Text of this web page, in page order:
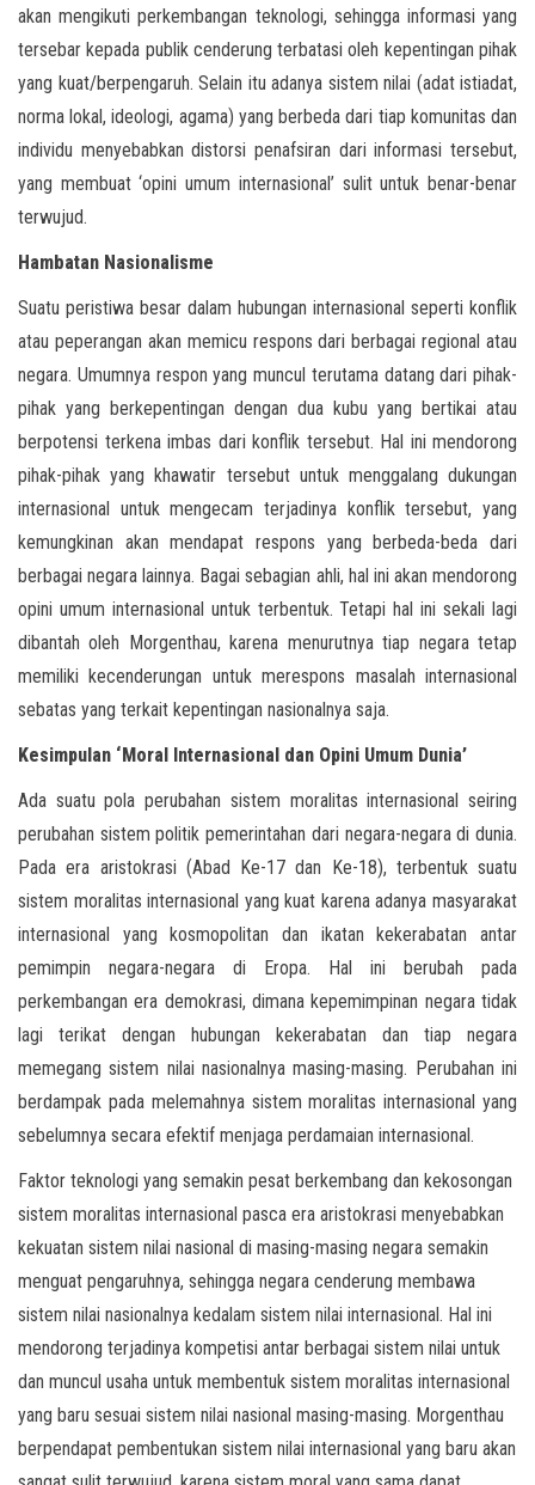
akan mengikuti perkembangan teknologi, sehingga informasi yang
tersebar kepada publik cenderung terbatasi oleh kepentingan pihak
yang kuat/berpengaruh. Selain itu adanya sistem nilai (adat istiadat,
norma lokal, ideologi, agama) yang berbeda dari tiap komunitas dan
individu menyebabkan distorsi penafsiran dari informasi tersebut,
yang membuat ‘opini umum internasional’ sulit untuk benar-benar
terwujud.
Hambatan Nasionalisme
Suatu peristiwa besar dalam hubungan internasional seperti konflik
atau peperangan akan memicu respons dari berbagai regional atau
negara. Umumnya respon yang muncul terutama datang dari pihak-
pihak yang berkepentingan dengan dua kubu yang bertikai atau
berpotensi terkena imbas dari konflik tersebut. Hal ini mendorong
pihak-pihak yang khawatir tersebut untuk menggalang dukungan
internasional untuk mengecam terjadinya konflik tersebut, yang
kemungkinan akan mendapat respons yang berbeda-beda dari
berbagai negara lainnya. Bagai sebagian ahli, hal ini akan mendorong
opini umum internasional untuk terbentuk. Tetapi hal ini sekali lagi
dibantah oleh Morgenthau, karena menurutnya tiap negara tetap
memiliki kecenderungan untuk merespons masalah internasional
sebatas yang terkait kepentingan nasionalnya saja.
Kesimpulan ‘Moral Internasional dan Opini Umum Dunia’
Ada suatu pola perubahan sistem moralitas internasional seiring
perubahan sistem politik pemerintahan dari negara-negara di dunia.
Pada era aristokrasi (Abad Ke-17 dan Ke-18), terbentuk suatu
sistem moralitas internasional yang kuat karena adanya masyarakat
internasional yang kosmopolitan dan ikatan kekerabatan antar
pemimpin negara-negara di Eropa. Hal ini berubah pada
perkembangan era demokrasi, dimana kepemimpinan negara tidak
lagi terikat dengan hubungan kekerabatan dan tiap negara
memegang sistem nilai nasionalnya masing-masing. Perubahan ini
berdampak pada melemahnya sistem moralitas internasional yang
sebelumnya secara efektif menjaga perdamaian internasional.
Faktor teknologi yang semakin pesat berkembang dan kekosongan
sistem moralitas internasional pasca era aristokrasi menyebabkan
kekuatan sistem nilai nasional di masing-masing negara semakin
menguat pengaruhnya, sehingga negara cenderung membawa
sistem nilai nasionalnya kedalam sistem nilai internasional. Hal ini
mendorong terjadinya kompetisi antar berbagai sistem nilai untuk
dan muncul usaha untuk membentuk sistem moralitas internasional
yang baru sesuai sistem nilai nasional masing-masing. Morgenthau
berpendapat pembentukan sistem nilai internasional yang baru akan